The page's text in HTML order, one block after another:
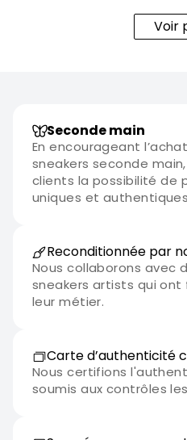
Voir
Seconde main
En encourageant
sneakers seconde
clients la possibilité de
uniques et
Reconditionnée par
Nous collaborons avec
sneakers artists qui
leur métier.
Carte d’authenticité
Nous certifions
soumis aux contrôles